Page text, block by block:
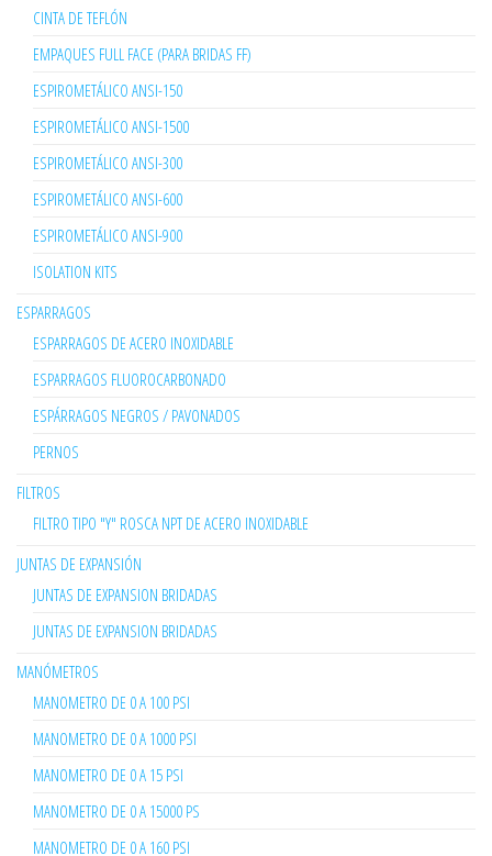
CINTA DE TEFLÓN
EMPAQUES FULL FACE (PARA BRIDAS FF)
ESPIROMETÁLICO ANSI-150
ESPIROMETÁLICO ANSI-1500
ESPIROMETÁLICO ANSI-300
ESPIROMETÁLICO ANSI-600
ESPIROMETÁLICO ANSI-900
ISOLATION KITS
ESPARRAGOS
ESPARRAGOS DE ACERO INOXIDABLE
ESPARRAGOS FLUOROCARBONADO
ESPÁRRAGOS NEGROS / PAVONADOS
PERNOS
FILTROS
FILTRO TIPO "Y" ROSCA NPT DE ACERO INOXIDABLE
JUNTAS DE EXPANSIÓN
JUNTAS DE EXPANSION BRIDADAS
JUNTAS DE EXPANSION BRIDADAS
MANÓMETROS
MANOMETRO DE 0 A 100 PSI
MANOMETRO DE 0 A 1000 PSI
MANOMETRO DE 0 A 15 PSI
MANOMETRO DE 0 A 15000 PS
MANOMETRO DE 0 A 160 PSI